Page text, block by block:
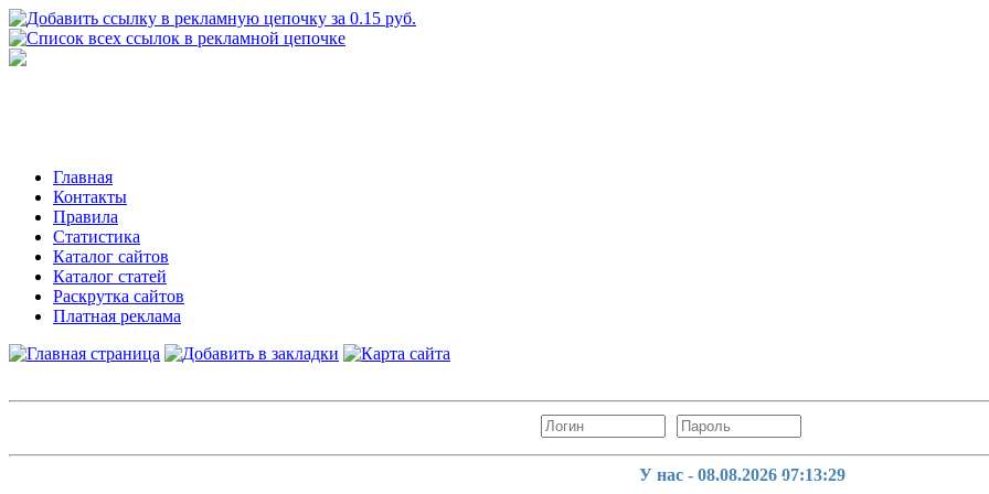
Главная
Контакты
Правила
Статистика
Каталог сайтов
Каталог статей
Раскрутка сайтов
Платная реклама
У нас - 08.08.2026 07:13:31